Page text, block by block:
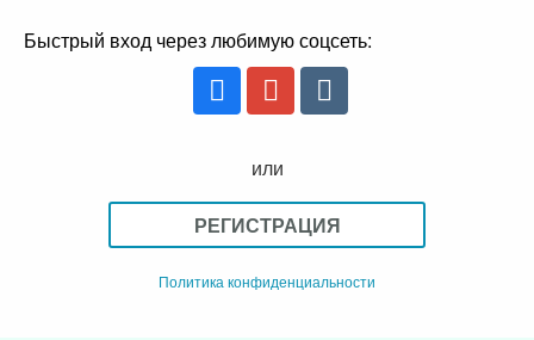
Быстрый вход через любимую соцсеть:
или
РЕГИСТРАЦИЯ
Политика конфиденциальности